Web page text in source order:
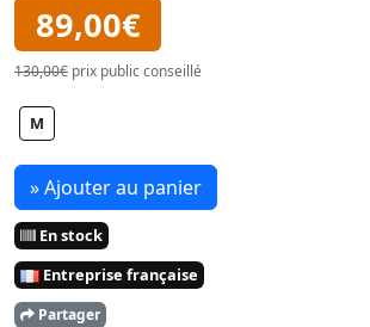
89,00€
130,00€ prix public conseillé
M
» Ajouter au panier
En stock
Entreprise française
Partager